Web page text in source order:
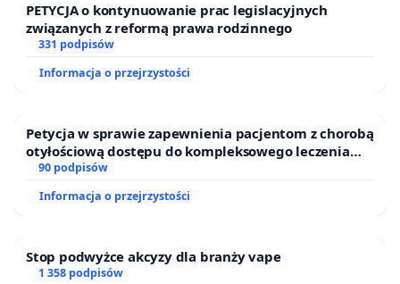
PETYCJA o kontynuowanie prac legislacyjnych
związanych z reformą prawa rodzinnego
331 podpisów
Informacja o przejrzystości
Petycja w sprawie zapewnienia pacjentom z chorobą
otyłościową dostępu do kompleksowego leczenia
oraz programów profilaktycznych.
90 podpisów
Informacja o przejrzystości
Stop podwyżce akcyzy dla branży vape
1 358 podpisów